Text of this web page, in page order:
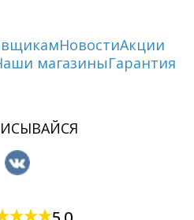
НовостиАкции
магазиныГарантия